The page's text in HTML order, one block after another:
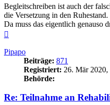
Begleitschreiben ist auch der
die Versetzung in den
Da muss das eigentlich genauso
Pipapo
Beiträge: 871
Registriert: 26. Mär 2020,
Behörde:
Re: Teilnahme an